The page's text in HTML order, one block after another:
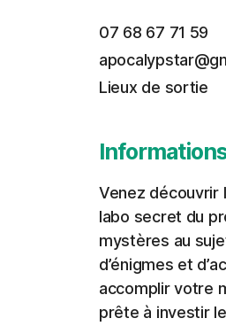
07 68 67 71 59
Lieux de sortie
Venez découvrir
labo secret du
mystères au
d’énigmes et
accomplir votre
prête à investir